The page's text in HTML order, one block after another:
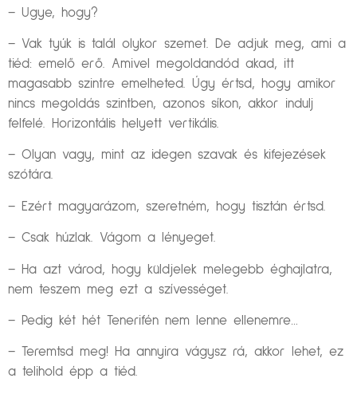
– Ugye, hogy?
– Vak tyúk is talál olykor szemet. De adjuk meg, ami a
tiéd: emelő erő. Amivel megoldandód akad, itt
magasabb szintre emelheted. Úgy értsd, hogy amikor
nincs megoldás szintben, azonos síkon, akkor indulj
felfelé. Horizontális helyett vertikális.
– Olyan vagy, mint az idegen szavak és kifejezések
szótára.
– Ezért magyarázom, szeretném, hogy tisztán értsd.
– Csak húzlak. Vágom a lényeget.
– Ha azt várod, hogy küldjelek melegebb éghajlatra,
nem teszem meg ezt a szívességet.
– Pedig két hét Tenerifén nem lenne ellenemre…
– Teremtsd meg! Ha annyira vágysz rá, akkor lehet, ez
a telihold épp a tiéd.